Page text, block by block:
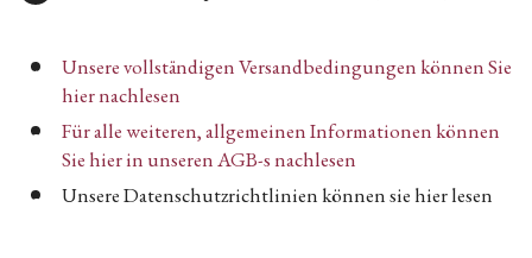
Unsere vollständigen Versandbedingungen können Sie
hier nachlesen
Für alle weiteren, allgemeinen Informationen können
Sie hier in unseren AGB-s nachlesen
Unsere Datenschutzrichtlinien können sie hier lesen